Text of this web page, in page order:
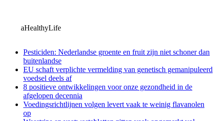
aHealthyLife
Pesticiden: Nederlandse groente en fruit zijn niet schoner dan
buitenlandse
EU schaft verplichte vermelding van genetisch gemanipuleerd
voedsel deels af
8 positieve ontwikkelingen voor onze gezondheid in de
afgelopen decennia
Voedingsrichtlijnen volgen levert vaak te weinig flavanolen
op